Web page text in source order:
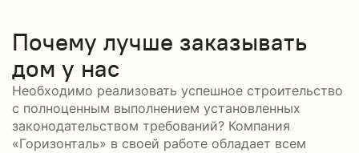
Почему лучше заказывать
дом у нас
Необходимо реализовать успешное строительство
с полноценным выполнением установленных
законодательством требований? Компания
«Горизонталь» в своей работе обладает всем